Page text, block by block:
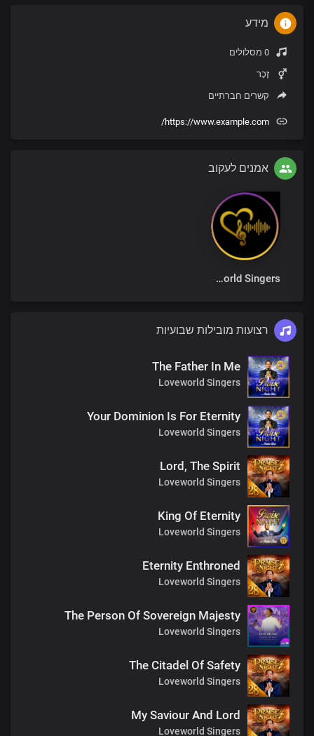
מידע
זָכָר
קשרים חברתיים
https://www.example.com/
אמנים לעקוב
Loveworld Singers
רצועות מובילות שבועיות
The Father In Me
Loveworld Singers
Your Dominion Is For Eternity
Loveworld Singers
Lord, The Spirit
Loveworld Singers
King Of Eternity
Loveworld Singers
Eternity Enthroned
Loveworld Singers
The Person Of Sovereign Majesty
Loveworld Singers
The Citadel Of Safety
Loveworld Singers
My Saviour And Lord
Loveworld Singers